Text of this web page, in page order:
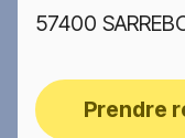
57400
Prendre